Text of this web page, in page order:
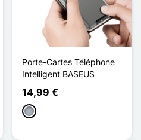
Porte-Cartes Téléphone
Intelligent BASEUS
14,99 €
Cinzento